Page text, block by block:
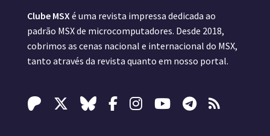
Clube MSXé uma revista impressa dedicada ao
padrão MSX de microcomputadores. Desde 2018,
cobrimos as cenas nacional e internacional do MSX,
tanto através da revista quanto em nosso portal.